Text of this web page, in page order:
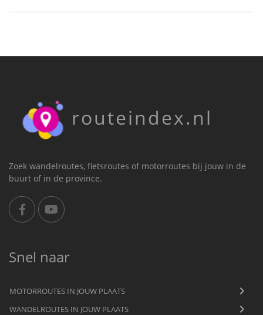
routeindex.nl
Zoek wandelroutes, fietsroutes of motorroutes bij jouw in de
buurt of in de province.
Snel naar
MOTORROUTES IN JOUW PLAATS
WANDELROUTES IN JOUW PLAATS